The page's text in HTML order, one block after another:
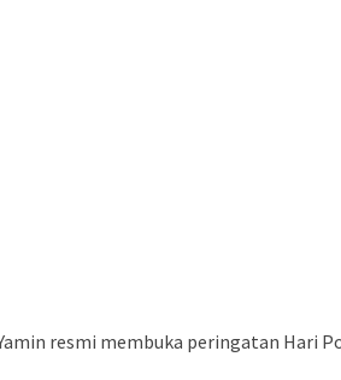
resmi membuka peringatan Hari